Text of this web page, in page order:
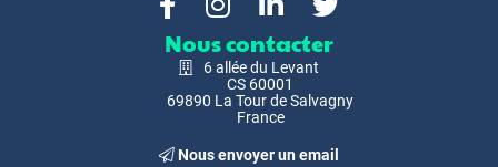
Nous contacter
6 allée du Levant
CS 60001
69890 La Tour de Salvagny
France
Nous envoyer un email